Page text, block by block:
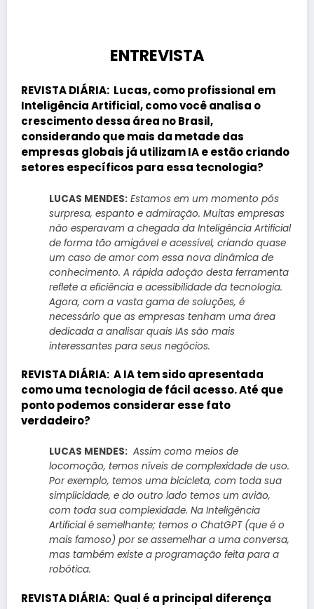
ENTREVISTA
REVISTA DIÁRIA: Lucas, como profissional em
Inteligência Artificial, como você analisa o
crescimento dessa área no Brasil,
considerando que mais da metade das
empresas globais já utilizam IA e estão criando
setores específicos para essa tecnologia?
LUCAS MENDES: Estamos em um momento pós
surpresa, espanto e admiração. Muitas empresas
não esperavam a chegada da Inteligência Artificial
de forma tão amigável e acessível, criando quase
um caso de amor com essa nova dinâmica de
conhecimento. A rápida adoção desta ferramenta
reflete a eficiência e acessibilidade da tecnologia.
Agora, com a vasta gama de soluções, é
necessário que as empresas tenham uma área
dedicada a analisar quais IAs são mais
interessantes para seus negócios.
REVISTA DIÁRIA: A IA tem sido apresentada
como uma tecnologia de fácil acesso. Até que
ponto podemos considerar esse fato
verdadeiro?
LUCAS MENDES: Assim como meios de
locomoção, temos níveis de complexidade de uso.
Por exemplo, temos uma bicicleta, com toda sua
simplicidade, e do outro lado temos um avião,
com toda sua complexidade. Na Inteligência
Artificial é semelhante; temos o ChatGPT (que é o
mais famoso) por se assemelhar a uma conversa,
mas também existe a programação feita para a
robótica.
REVISTA DIÁRIA: Qual é a principal diferença